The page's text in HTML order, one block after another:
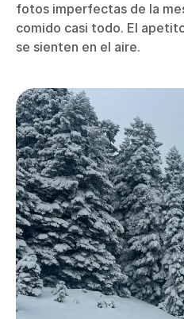
fotos imperfectas de la
comido casi todo. El
se sienten en el aire.